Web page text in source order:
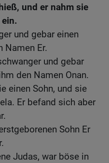
und er nahm sie
und gebar einen
Namen Er.
und gebar
den Namen Onan.
einen Sohn, und sie
Er befand sich aber
Sohn Er
Judas, war böse in